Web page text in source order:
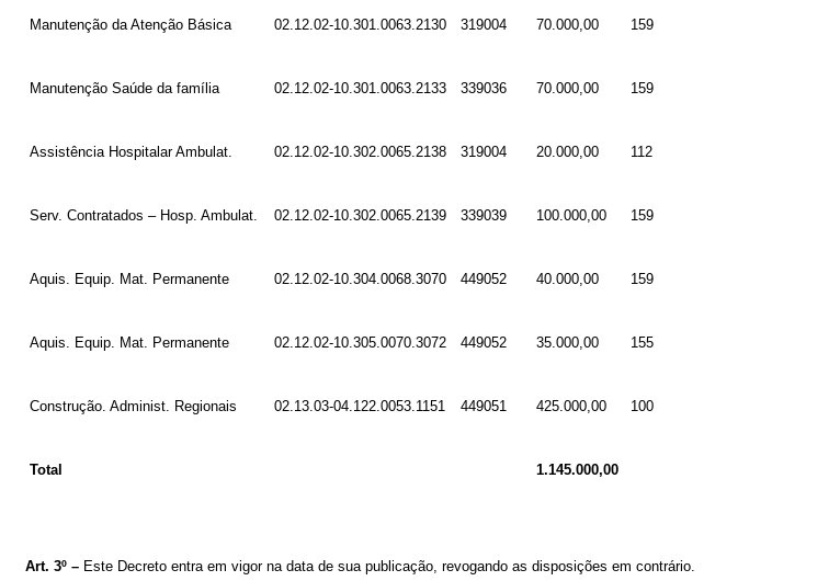
Manutenção da Atenção Básica 02.12.02-10.301.0063.2130 319004 70.000,00 159
Manutenção Saúde da família 02.12.02-10.301.0063.2133 339036 70.000,00 159
Assistência Hospitalar Ambulat. 02.12.02-10.302.0065.2138 319004 20.000,00 112
Serv. Contratados – Hosp. Ambulat. 02.12.02-10.302.0065.2139 339039 100.000,00 159
Aquis. Equip. Mat. Permanente 02.12.02-10.304.0068.3070 449052 40.000,00 159
Aquis. Equip. Mat. Permanente 02.12.02-10.305.0070.3072 449052 35.000,00 155
Construção. Administ. Regionais 02.13.03-04.122.0053.1151 449051 425.000,00 100
Total 1.145.000,00
Art. 3º – Este Decreto entra em vigor na data de sua publicação, revogando as disposições em contrário.